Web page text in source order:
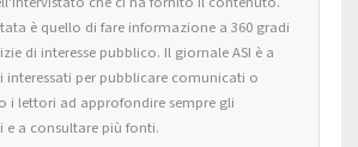
è quello di fare informazione a 360 gradi
di interesse pubblico. Il giornale ASI è a
interessati per pubblicare comunicati o
i lettori ad approfondire sempre gli
a consultare più fonti.